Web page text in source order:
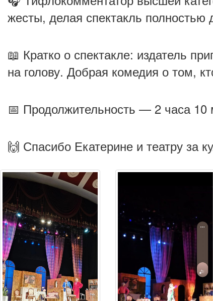
жесты, делая спектакль
📖 Кратко о спектакле: издатель
на голову. Добрая комедия о том,
📅 Продолжительность — 2 часа 10
🙌 Спасибо Екатерине и театру за